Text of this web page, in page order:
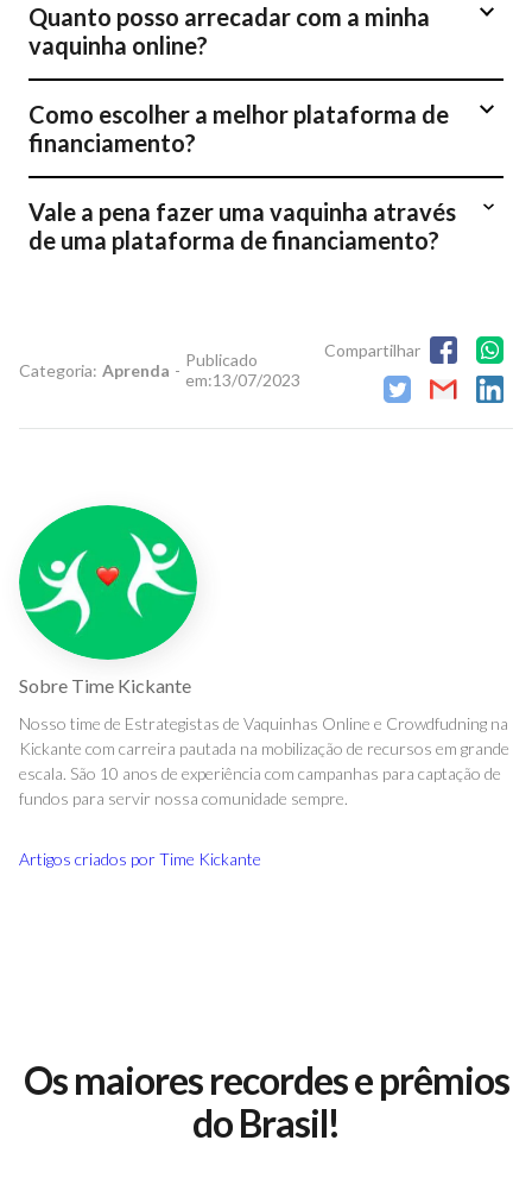
Quanto posso arrecadar com a minha
vaquinha online?
Como escolher a melhor plataforma de
financiamento?
Vale a pena fazer uma vaquinha através
de uma plataforma de financiamento?
Categoria: Aprenda - Publicado
em:13/07/2023
Compartilhar
Sobre Time Kickante
Nosso time de Estrategistas de Vaquinhas Online e Crowdfudning na
Kickante com carreira pautada na mobilização de recursos em grande
escala. São 10 anos de experiência com campanhas para captação de
fundos para servir nossa comunidade sempre.
Artigos criados porTime Kickante
Os maiores recordes e prêmios
do Brasil!